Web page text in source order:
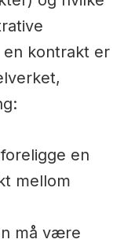
en kontrakt er
en
mellom
må være